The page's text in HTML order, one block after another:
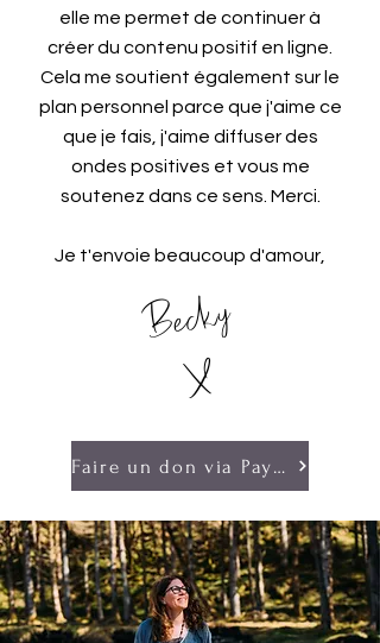
elle me permet de continuer à
créer du contenu positif en ligne.
Cela me soutient également sur le
plan personnel parce que j'aime ce
que je fais, j'aime diffuser des
ondes positives et vous me
soutenez dans ce sens. Merci.
Je t'envoie beaucoup d'amour,
Becky
X
Faire un don via PayPal